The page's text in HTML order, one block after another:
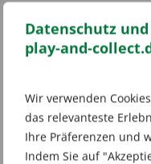
Datenschutz
play-and-
Wir verwenden
das relevanteste
Ihre Präferenzen und
Indem Sie auf